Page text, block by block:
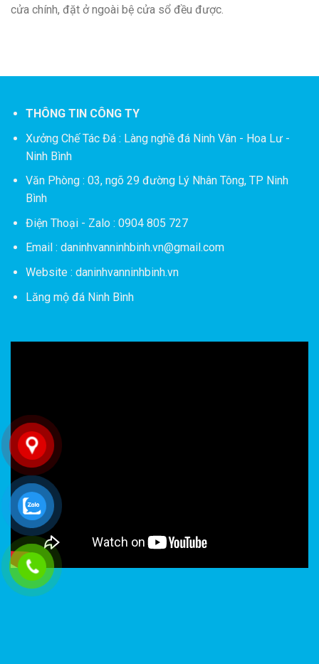
cửa chính, đặt ở ngoài bệ cửa sổ đều được.
THÔNG TIN CÔNG TY
Xưởng Chế Tác Đá : Làng nghề đá Ninh Vân - Hoa Lư -
Ninh Bình
Văn Phòng : 03, ngõ 29 đường Lý Nhân Tông, TP Ninh
Bình
Điện Thoại - Zalo : 0904 805 727
Email : daninhvanninhbinh.vn@gmail.com
Website : daninhvanninhbinh.vn
Lăng mộ đá Ninh Bình